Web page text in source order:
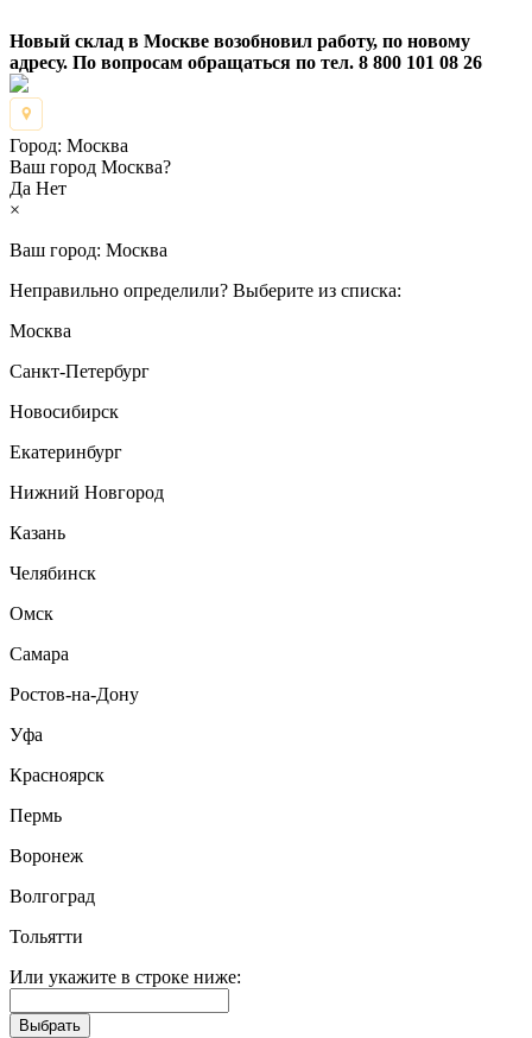
Новый склад в Москве возобновил работу, по новому
адресу. По вопросам обращаться по тел. 8 800 101 08 26
Город: Москва
Ваш город Москва?
Да Нет
×
Ваш город: Москва
Неправильно определили? Выберите из списка:
Москва
Санкт-Петербург
Новосибирск
Екатеринбург
Нижний Новгород
Казань
Челябинск
Омск
Самара
Ростов-на-Дону
Уфа
Красноярск
Пермь
Воронеж
Волгоград
Тольятти
Или укажите в строке ниже: